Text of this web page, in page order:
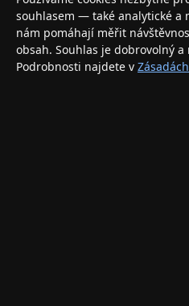
elektronikou. Nakupujte
INFORMACE
Doprava a doručení
souhlasem — také analytické a
nám pomáhají měřit
obsah. Souhlas je dobrovolný
Podrobnosti najdete v